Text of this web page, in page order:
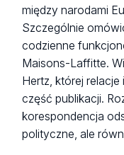
między narodami
Szczególnie
codzienne
Maisons-Laffitte.
Hertz, której
część publikacji.
korespondencja
polityczne, ale